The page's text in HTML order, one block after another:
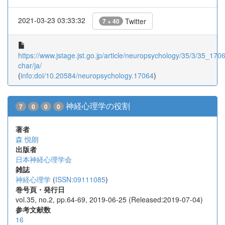
2021-03-23 03:33:32 7 + 40 Twitter
https://www.jstage.jst.go.jp/article/neuropsychology/35/3/
char/ja/
(info:doi/10.20584/neuropsychology.17064)
7 0 0 0 神経心理学の役割
著者
森 悦朗
出版者
日本神経心理学会
雑誌
神経心理学 (ISSN:09111085)
巻号頁・発行日
vol.35, no.2, pp.64-69, 2019-06-25 (Released:2019-07-04)
参考文献数
16